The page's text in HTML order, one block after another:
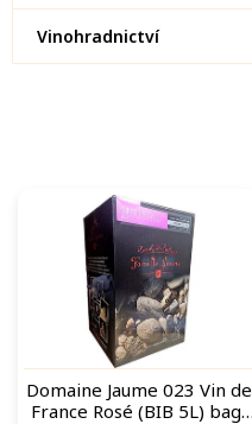
Vinohradnictví
oDomaine Jaume 023 Vin de
France Rosé (BIB 5L) bag-